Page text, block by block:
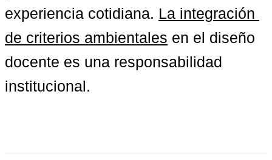
experiencia cotidiana. La integración
de criterios ambientales en el diseño
docente es una responsabilidad
institucional.